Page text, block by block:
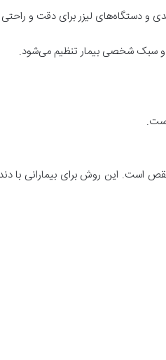
و دستگاه‌های لیزر برای دقت و راحتی
و سبک شخصی بیمار تنظیم می‌شود.
.
است. این روش برای بیمارانی با